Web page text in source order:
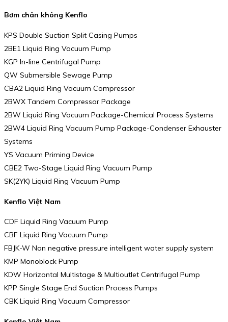
Bơm chân không Kenflo
KPS Double Suction Split Casing Pumps
2BE1 Liquid Ring Vacuum Pump
KGP In-line Centrifugal Pump
QW Submersible Sewage Pump
CBA2 Liquid Ring Vacuum Compressor
2BWX Tandem Compressor Package
2BW Liquid Ring Vacuum Package-Chemical Process Systems
2BW4 Liquid Ring Vacuum Pump Package-Condenser Exhauster
Systems
YS Vacuum Priming Device
CBE2 Two-Stage Liquid Ring Vacuum Pump
SK(2YK) Liquid Ring Vacuum Pump
Kenflo Việt Nam
CDF Liquid Ring Vacuum Pump
CBF Liquid Ring Vacuum Pump
FBJK-W Non negative pressure intelligent water supply system
KMP Monoblock Pump
KDW Horizontal Multistage & Multioutlet Centrifugal Pump
KPP Single Stage End Suction Process Pumps
CBK Liquid Ring Vacuum Compressor